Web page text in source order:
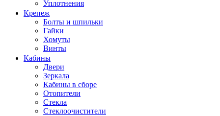
Уплотнения
Крепеж
Болты и шпильки
Гайки
Хомуты
Винты
Кабины
Двери
Зеркала
Кабины в сборе
Отопители
Стекла
Стеклоочистители